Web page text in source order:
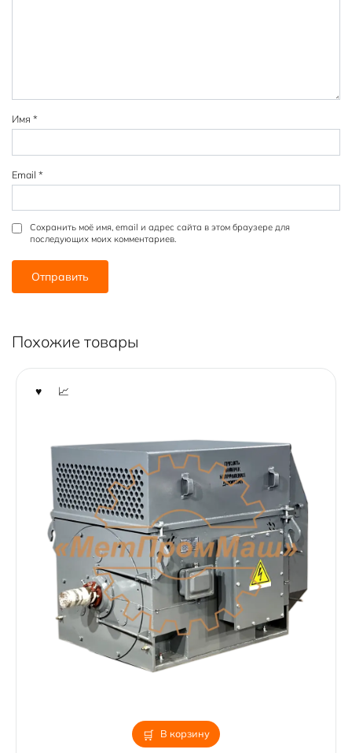
Имя *
Email *
Сохранить моё имя, email и адрес сайта в этом браузере для
последующих моих комментариев.
Похожие товары
В корзину